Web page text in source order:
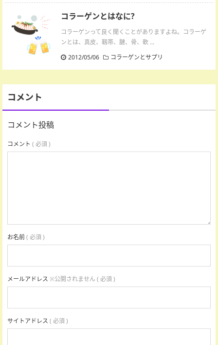
コラーゲンとはなに?
コラーゲンって良く聞くことがありますよね。コラーゲ
ンとは、真皮、靱帯、腱、骨、軟 ...
2012/05/06
コラーゲンとサプリ
コメント
コメント投稿
コメント ( 必須 )
お名前( 必須 )
メールアドレス ※公開されません ( 必須 )
サイトアドレス ( 必須 )